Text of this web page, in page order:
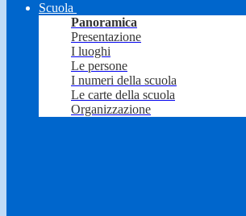
Scuola
Panoramica
Presentazione
I luoghi
Le persone
I numeri della scuola
Le carte della scuola
Organizzazione